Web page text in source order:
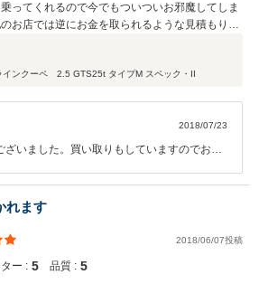
ってくれるので今でもついついお邪魔してしま
お店では逆にお金を取られるような見積もりだ
お店に相談してみたら値段のつかないと思った
本当に感謝です。こちらのお店、本当にオスス
ンクーペ 2.5 GTS25t タイプM スペック・II
2018/07/23
ざいました。買い取りもしていますのでお気
何かありましたらよろしくお願いします。
れます
2018/06/07投稿
ー : 5 品質 : 5